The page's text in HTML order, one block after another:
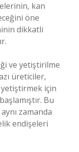
kan
öne
dikkatli
ve yetiştirilme
üreticiler,
için
Bu
zamanda
endişeleri